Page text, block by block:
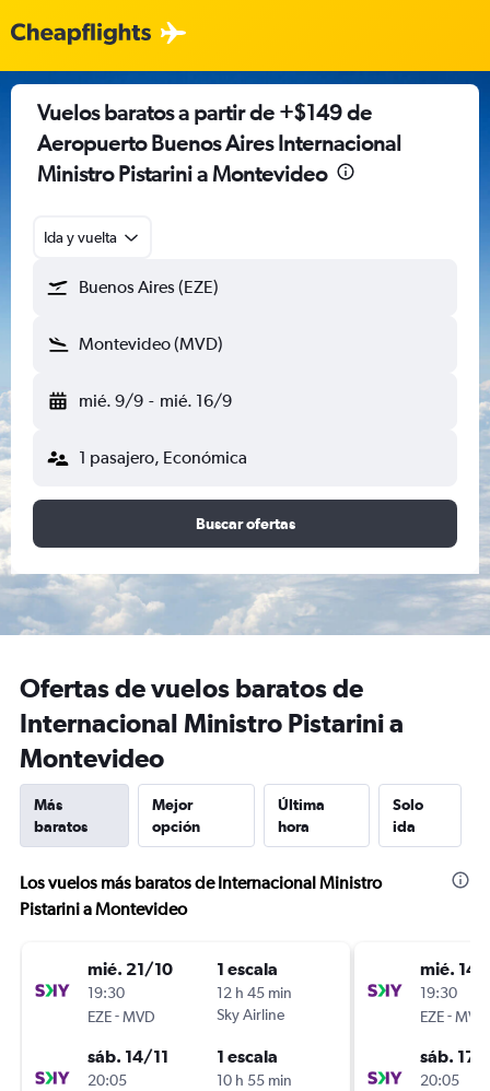
Vuelos baratos a partir de +$149 de
Aeropuerto Buenos Aires Internacional
Ministro Pistarini a Montevideo
Ida y vuelta
Buenos Aires (EZE)
Montevideo (MVD)
mié. 9/9 - mié. 16/9
1 pasajero, Económica
Buscar ofertas
Ofertas de vuelos baratos de
Internacional Ministro Pistarini a
Montevideo
Más
baratos
Mejor
opción
Última
hora
Solo
ida
Los vuelos más baratos de Internacional Ministro
Pistarini a Montevideo
mié. 21/10
19:30
EZE-MVD
1 escala
12 h 45 min
Sky Airline
sáb. 14/11
20:05
1 escala
10 h 55 min
mié. 14/
19:30
EZE-MVD
sáb. 17/
20:05